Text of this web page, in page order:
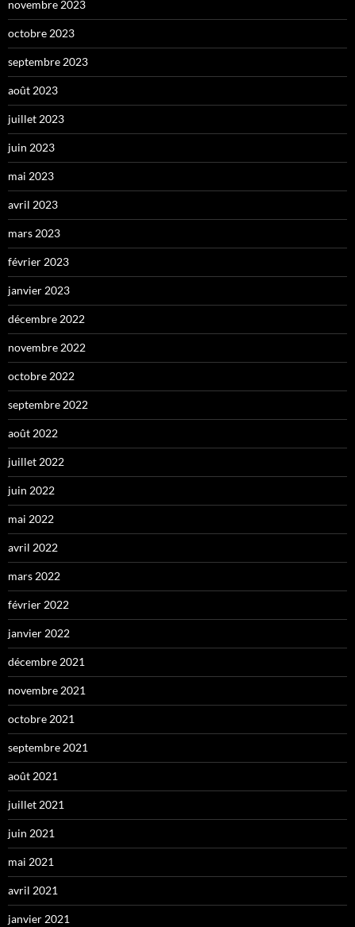
novembre 2023
octobre 2023
septembre 2023
août 2023
juillet 2023
juin 2023
mai 2023
avril 2023
mars 2023
février 2023
janvier 2023
décembre 2022
novembre 2022
octobre 2022
septembre 2022
août 2022
juillet 2022
juin 2022
mai 2022
avril 2022
mars 2022
février 2022
janvier 2022
décembre 2021
novembre 2021
octobre 2021
septembre 2021
août 2021
juillet 2021
juin 2021
mai 2021
avril 2021
janvier 2021